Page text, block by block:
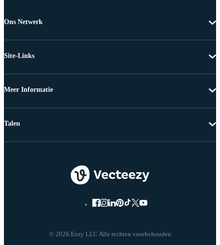
Ons Netwerk
Site-Links
Meer Informatie
© 2026 Eezy LLC Alle rechten voorbehouden
Talen